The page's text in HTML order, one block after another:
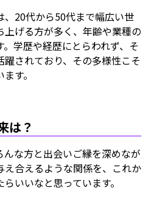
、20代から50代まで幅広い世
げる方が多く、年齢や業種の
学歴や経歴にとらわれず、そ
されており、その多様性こそ
す。
は？
な方と出会いご縁を深めなが
え合えるような関係を、これか
いいなと思っています。